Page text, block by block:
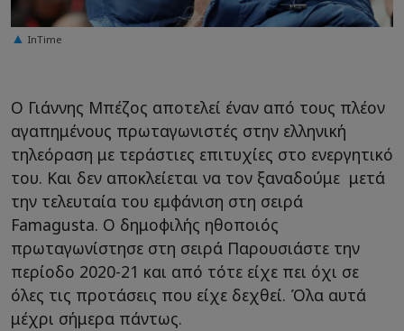
InTime
Ο Γιάννης Μπέζος αποτελεί έναν από τους πλέον
αγαπημένους πρωταγωνιστές στην ελληνική
τηλεόραση με τεράστιες επιτυχίες στο ενεργητικό
του. Και δεν αποκλείεται να τον ξαναδούμε μετά
την τελευταία του εμφάνιση στη σειρά
Famagusta. Ο δημοφιλής ηθοποιός
πρωταγωνίστησε στη σειρά Παρουσιάστε την
περίοδο 2020-21 και από τότε είχε πει όχι σε
όλες τις προτάσεις που είχε δεχθεί. Όλα αυτά
μέχρι σήμερα πάντως.